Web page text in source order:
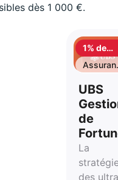
dès 1 000 €.
1% de
UBS
de
La
des